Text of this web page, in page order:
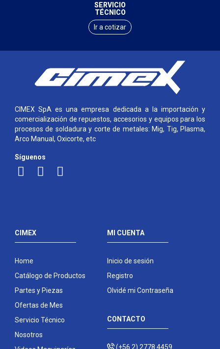
SERVICIO
TÉCNICO
Ir a cotizar
CIMEX SpA es una empresa dedicada a la importación y
comercialización de repuestos, accesorios y equipos para los
procesos de soldadura y corte de metales: Mig, Tig, Plasma,
Arco Manual, Oxicorte, etc
Síguenos
CIMEX
Home
Catálogo de Productos
Partes y Piezas
Ofertas de Mes
Servicio Técnico
Nosotros
MI CUENTA
Inicio de sesión
Registro
Olvidé mi Contraseña
CONTACTO
(+56 2) 2778 4459